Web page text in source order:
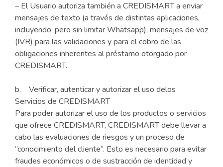
– El Usuario autoriza también a CREDISMART a enviar
mensajes de texto (a través de distintas aplicaciones,
incluyendo, pero sin limitar Whatsapp), mensajes de voz
(IVR) para las validaciones y para el cobro de las
obligaciones inherentes al préstamo otorgado por
CREDISMART.
b. Verificar, autenticar y autorizar el uso delos
Servicios de CREDISMART
Para poder autorizar el uso de los productos o servicios
que ofrece CREDISMART, CREDISMART debe llevar a
cabo las evaluaciones de riesgos y un proceso de
“conocimiento del cliente”. Esto es necesario para evitar
fraudes económicos o de sustracción de identidad y